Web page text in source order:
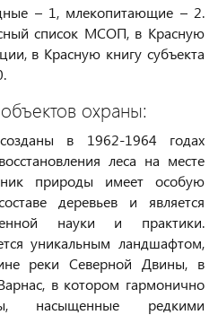
– 1, млекопитающие – 2.
список МСОП, в Красную
в Красную книгу субъекта
охраны:
в 1962-1964 годах
леса на месте
природы имеет особую
деревьев и является
науки и практики.
уникальным ландшафтом,
реки Северной Двины, в
в котором гармонично
насыщенные редкими